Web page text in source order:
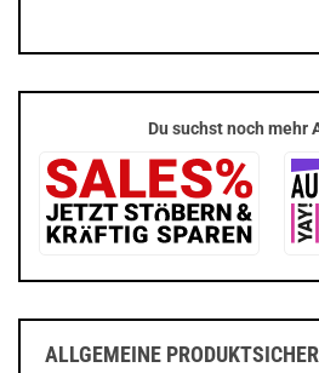
Du suchst noch mehr
ALLGEMEINE